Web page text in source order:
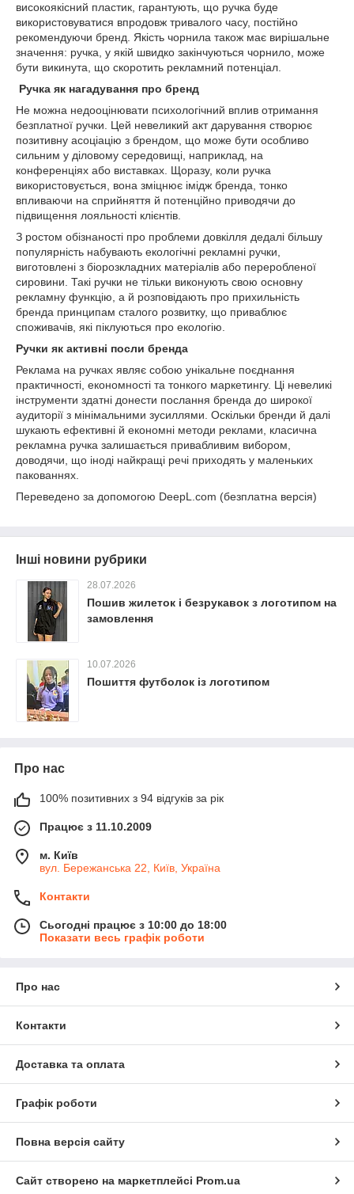
високоякісний пластик, гарантують, що ручка буде
використовуватися впродовж тривалого часу, постійно
рекомендуючи бренд. Якість чорнила також має вирішальне
значення: ручка, у якій швидко закінчуються чорнило, може
бути викинута, що скоротить рекламний потенціал.
Ручка як нагадування про бренд
Не можна недооцінювати психологічний вплив отримання
безплатної ручки. Цей невеликий акт дарування створює
позитивну асоціацію з брендом, що може бути особливо
сильним у діловому середовищі, наприклад, на
конференціях або виставках. Щоразу, коли ручка
використовується, вона зміцнює імідж бренда, тонко
впливаючи на сприйняття й потенційно приводячи до
підвищення лояльності клієнтів.
З ростом обізнаності про проблеми довкілля дедалі більшу
популярність набувають екологічні рекламні ручки,
виготовлені з біорозкладних матеріалів або переробленої
сировини. Такі ручки не тільки виконують свою основну
рекламну функцію, а й розповідають про прихильність
бренда принципам сталого розвитку, що приваблює
споживачів, які піклуються про екологію.
Ручки як активні посли бренда
Реклама на ручках являє собою унікальне поєднання
практичності, економності та тонкого маркетингу. Ці невеликі
інструменти здатні донести послання бренда до широкої
аудиторії з мінімальними зусиллями. Оскільки бренди й далі
шукають ефективні й економні методи реклами, класична
рекламна ручка залишається привабливим вибором,
доводячи, що іноді найкращі речі приходять у маленьких
пакованнях.
Переведено за допомогою DeepL.com (безплатна версія)
Інші новини рубрики
28.07.2026
Пошив жилеток і безрукавок з логотипом на
замовлення
10.07.2026
Пошиття футболок із логотипом
Про нас
100% позитивних з 94 відгуків за рік
Працює з 11.10.2009
м. Київ
вул. Бережанська 22, Київ, Україна
Контакти
Сьогодні працює з 10:00 до 18:00
Показати весь графік роботи
Про нас
Контакти
Доставка та оплата
Графік роботи
Повна версія сайту
Сайт створено на маркетплейсі Prom.ua